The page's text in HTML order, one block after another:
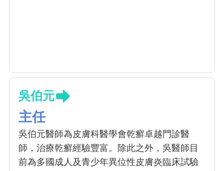
吳伯元
主任
吳伯元醫師為皮膚科醫學會乾癬卓越門診醫
師，治療乾癬經驗豐富。除此之外，吳醫師目
前為多國成人及青少年異位性皮膚炎臨床試驗